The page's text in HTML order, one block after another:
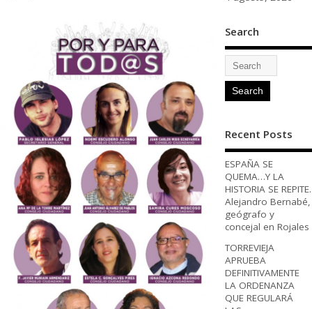
Search
Recent Posts
ESPAÑA SE
QUEMA…Y LA
HISTORIA SE REPITE.
Alejandro Bernabé,
geógrafo y
concejal en Rojales
TORREVIEJA
APRUEBA
DEFINITIVAMENTE
LA ORDENANZA
QUE REGULARÁ